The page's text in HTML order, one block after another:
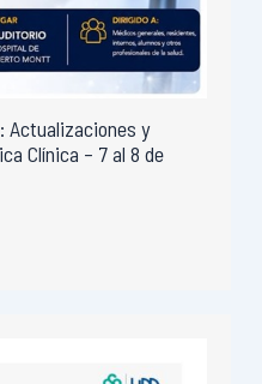
Actualizaciones y
Clínica – 7 al 8 de